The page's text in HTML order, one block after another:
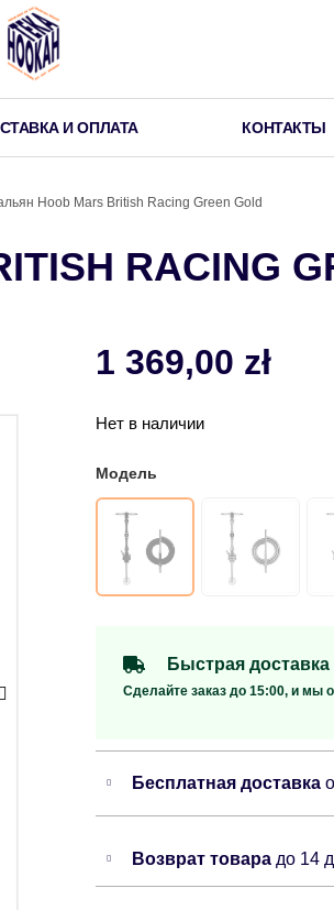
И ОПЛАТА КОНТАКТЫ
Hoob Mars British Racing Green Gold
RACING
1 369,00 zł
Нет в наличии
Быстрая доставка
Сделайте заказ до 15:00, и мы
Бесплатная доставка
Возврат товарадо 14